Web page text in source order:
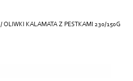
/ OLIWKI KALAMATA Z PESTKAMI 230/150G